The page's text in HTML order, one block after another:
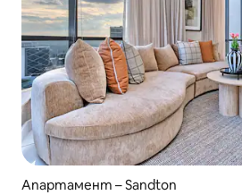
Апартамент – Sandton